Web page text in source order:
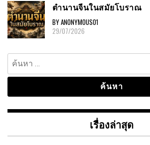
ตำนานจีนในสมัยโบราณ
BY ANONYMOUS01
29/07/2026
ค้นหา
สำหรับ:
เรื่องล่าสุด